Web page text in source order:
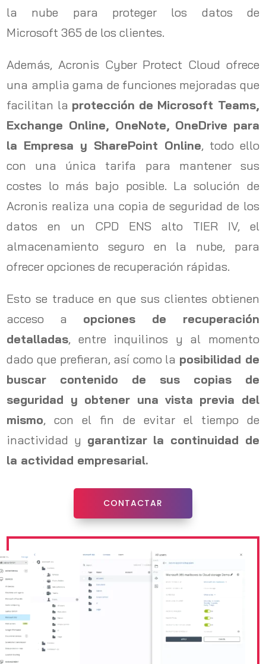
la nube para proteger los datos de
Microsoft 365 de los clientes.
Además, Acronis Cyber Protect Cloud ofrece
una amplia gama de funciones mejoradas que
facilitan la protección de Microsoft Teams,
Exchange Online, OneNote, OneDrive para
la Empresa y SharePoint Online, todo ello
con una única tarifa para mantener sus
costes lo más bajo posible. La solución de
Acronis realiza una copia de seguridad de los
datos en un CPD ENS alto TIER IV, el
almacenamiento seguro en la nube, para
ofrecer opciones de recuperación rápidas.
Esto se traduce en que sus clientes obtienen
acceso a opciones de recuperación
detalladas, entre inquilinos y al momento
dado que prefieran, así como la posibilidad de
buscar contenido de sus copias de
seguridad y obtener una vista previa del
mismo, con el fin de evitar el tiempo de
inactividad y garantizar la continuidad de
la actividad empresarial.
CONTACTAR